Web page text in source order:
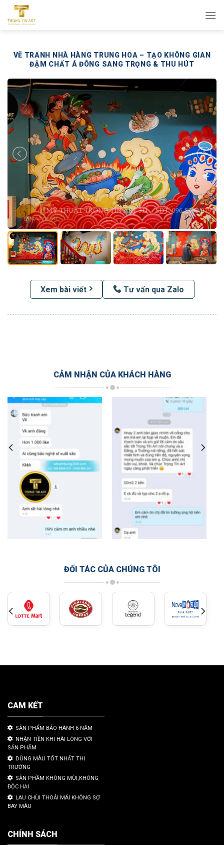
qua
VẼ TRANH NHÀ HÀNG TRUNG HOA – TẠO KHÔNG GIAN
ĐẬM CHẤT Á ĐÔNG SANG TRỌNG & THU HÚT
Xem bài viết Tư vấn qua Zalo
CẢM NHẬN CỦA KHÁCH HÀNG
ĐỐI TÁC CỦA CHÚNG TÔI
CAM KẾT
SẢN PHẨM BẢO HÀNH 6 NĂM
NHẬN TIỀN KHI HÀI LÒNG VỚI
SẢN PHẨM
DÙNG MÀU TỐT NHẤT THỊ
TRƯỜNG
SẢN PHẦM KHÔNG MÙI,KHÔNG
ĐỘC HẠI
LAU CHÙI THOẢI MÁI KHÔNG SỢ
BAY MÀU
CHÍNH SÁCH